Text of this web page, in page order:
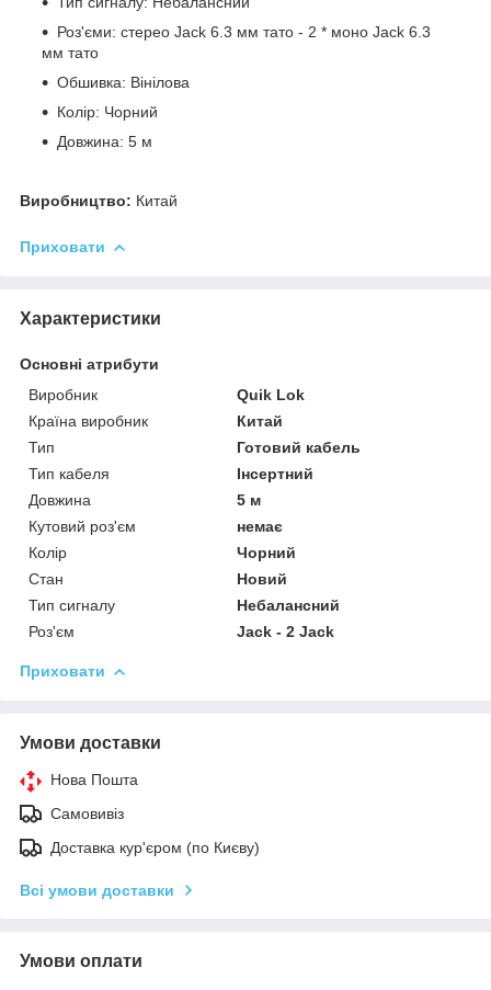
Роз'єми: стерео Jack 6.3 мм тато - 2 * моно Jack 6.3
мм тато
Обшивка: Вінілова
Колір: Чорний
Довжина: 5 м
Виробництво: Китай
Приховати
Характеристики
Основні атрибути
Виробник
Quik Lok
Країна виробник
Китай
Тип
Готовий кабель
Тип кабеля
Інсертний
Довжина
5 м
Кутовий роз'єм
немає
Колір
Чорний
Стан
Новий
Тип сигналу
Небалансний
Роз'єм
Jack - 2 Jack
Приховати
Умови доставки
Нова Пошта
Самовивіз
Доставка кур'єром (по Києву)
Всі умови доставки
Умови оплати